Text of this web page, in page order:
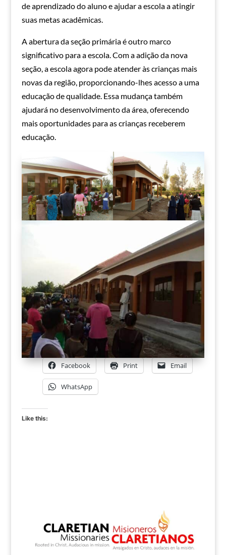
de aprendizado do aluno e ajudar a escola a atingir
suas metas acadêmicas.
A abertura da seção primária é outro marco
significativo para a escola. Com a adição da nova
seção, a escola agora pode atender às crianças mais
novas da região, proporcionando-lhes acesso a uma
educação de qualidade. Essa mudança também
ajudará no desenvolvimento da área, oferecendo
mais oportunidades para as crianças receberem
educação.
Facebook Print Email
WhatsApp
Like this: